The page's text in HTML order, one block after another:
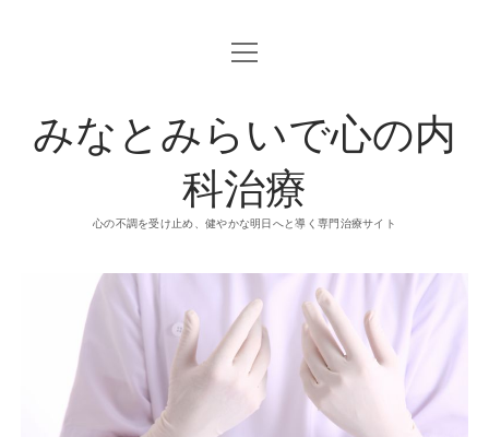
o
p
e
n
みなとみらいで心の内
科治療
心の不調を受け止め、健やかな明日へと導く専門治療サイト